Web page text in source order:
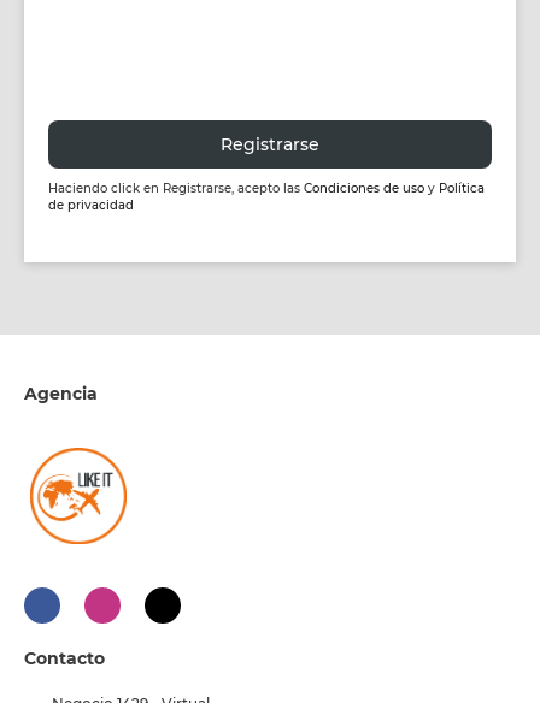
Registrarse
Haciendo click en Registrarse, acepto las Condiciones de uso y Política
de privacidad
Agencia
Contacto